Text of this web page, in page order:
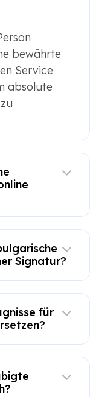
bewährte
Service
absolute
Signatur?
für